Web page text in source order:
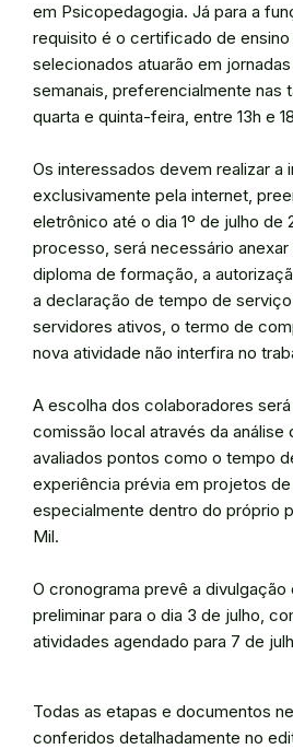
em Psicopedagogia. Já para a
requisito é o certificado de ensino
selecionados atuarão em
semanais, preferencialmente nas
quarta e quinta-feira, entre 13h e
Os interessados devem realizar a
exclusivamente pela internet,
eletrônico até o dia 1º de julho de
processo, será necessário
diploma de formação, a
a declaração de tempo de
servidores ativos, o termo de
nova atividade não interfira no
A escolha dos colaboradores
comissão local através da análise
avaliados pontos como o tempo
experiência prévia em projetos
especialmente dentro do próprio
Mil.
O cronograma prevê a divulgação
preliminar para o dia 3 de julho,
atividades agendado para 7 de
Todas as etapas e documentos
conferidos detalhadamente no